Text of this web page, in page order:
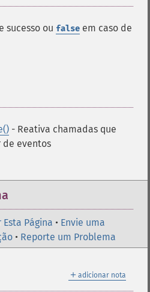
sucesso ou false em caso de
- Reativa chamadas que
eventos
Página • Envie uma
• Reporte um Problema
＋ adicionar nota